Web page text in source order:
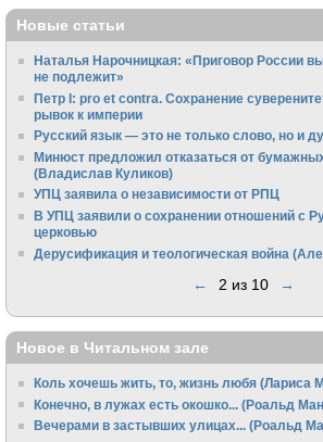
Новые статьи
Наталья Нарочницкая: «Приговор России
не подлежит»
Петр I: pro et contra. Сохранение
рывок к империи
Русский язык — это не только слово, но и
Минюст предложил отказаться от
(Владислав Куликов)
УПЦ заявила о независимости от РПЦ
В УПЦ заявили о сохранении отношений с
церковью
Дерусификация и теологическая война
← 2 из 10 →
Новое в Читальном зале
Коль хочешь жить, то, жизнь любя (Лариса
Конечно, в лужах есть окошко... (Роальд
Вечерами в застывших улицах... (Роальд